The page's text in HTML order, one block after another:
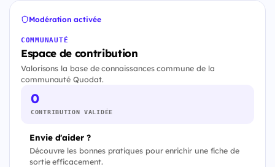
Modération activée
COMMUNAUTÉ
Espace de contribution
Valorisons la base de connaissances commune de la
communauté Quodat.
0
CONTRIBUTION VALIDÉE
Envie d'aider ?
Découvre les bonnes pratiques pour enrichir une fiche de
sortie efficacement.